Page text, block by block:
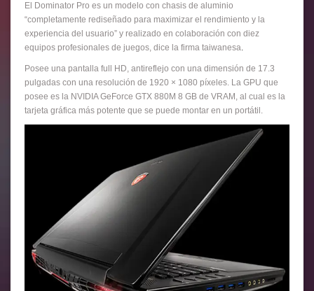
El Dominator Pro es un modelo con chasis de aluminio
“completamente rediseñado para maximizar el rendimiento y la
experiencia del usuario” y realizado en colaboración con diez
equipos profesionales de juegos, dice la firma taiwanesa.
Posee una pantalla full HD, antireflejo con una dimensión de 17.3
pulgadas con una resolución de 1920 × 1080 píxeles. La GPU que
posee es la NVIDIA GeForce GTX 880M 8 GB de VRAM, al cual es la
tarjeta gráfica más potente que se puede montar en un portátil.